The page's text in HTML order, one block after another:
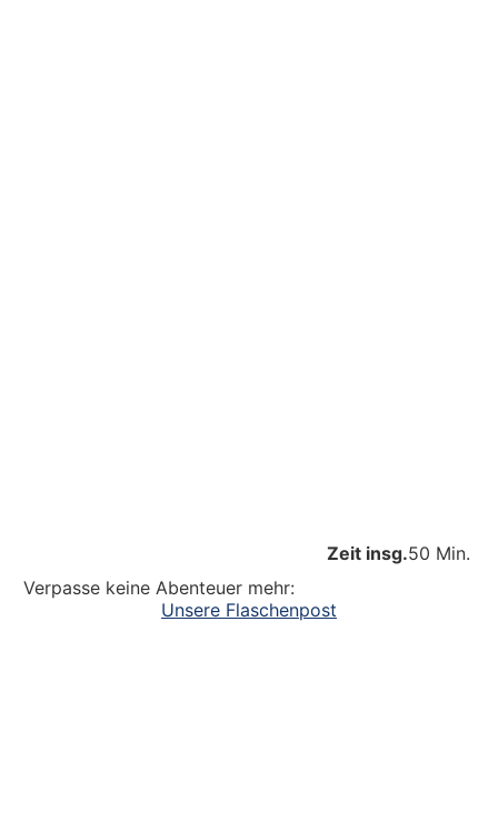
Zeit insg.50 Min.
Verpasse keine Abenteuer mehr:
Unsere Flaschenpost